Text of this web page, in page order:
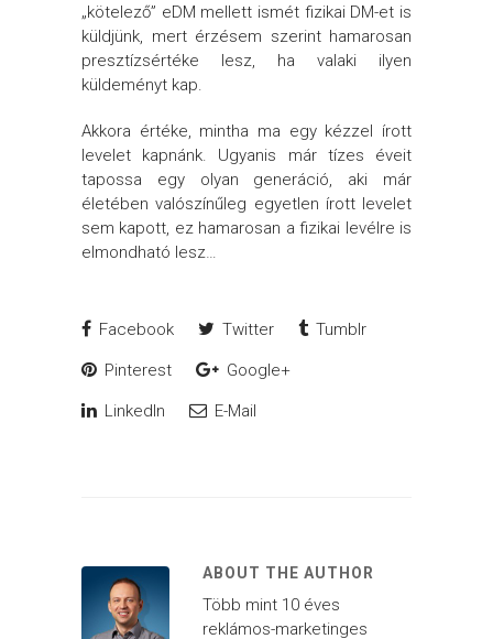
„kötelező” eDM mellett ismét fizikai DM-et is
küldjünk, mert érzésem szerint hamarosan
presztízsértéke lesz, ha valaki ilyen
küldeményt kap.
Akkora értéke, mintha ma egy kézzel írott
levelet kapnánk. Ugyanis már tízes éveit
tapossa egy olyan generáció, aki már
életében valószínűleg egyetlen írott levelet
sem kapott, ez hamarosan a fizikai levélre is
elmondható lesz…
Facebook Twitter Tumblr
Pinterest Google+
LinkedIn E-Mail
ABOUT THE AUTHOR
Több mint 10 éves
reklámos-marketinges